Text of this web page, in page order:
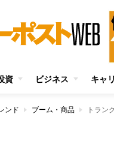
資 ビジネス キャ
ンド ブーム・商品 トラン